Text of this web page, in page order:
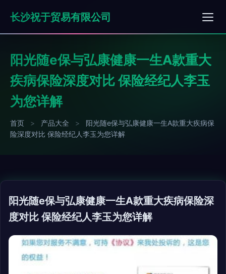
长沙祝于贸易有限公司
阳光随e保与弘康健康一生A款重大
疾病保险深度对比 保险经纪人李玉
为您详解
首页 > 产品大全 >
阳光随e保与弘康健康一生A款重大疾病保
险深度对比 保险经纪人李玉为您详解
阳光随e保与弘康健康一生A款重大疾病保险深
度对比 保险经纪人李玉为您详解